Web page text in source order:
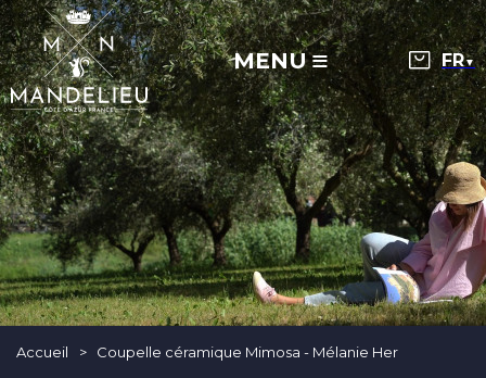
MENU ▼
Accueil > Coupelle céramique Mimosa - Mélanie Her